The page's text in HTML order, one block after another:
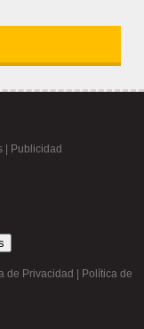
| Publicidad
de Privacidad
Política de